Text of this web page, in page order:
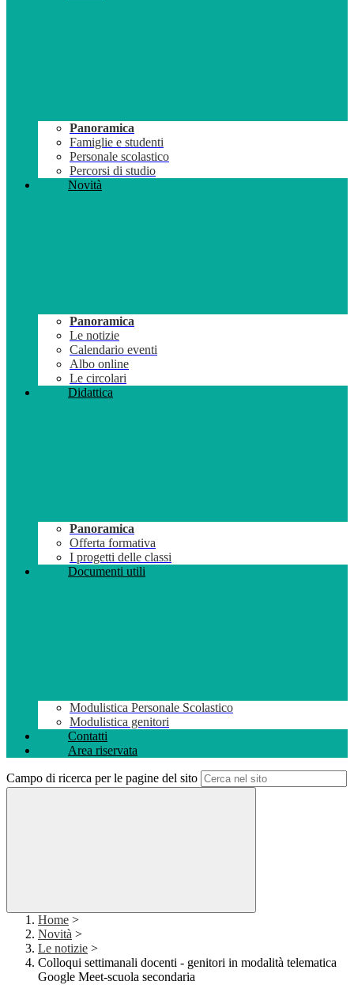
Panoramica
Famiglie e studenti
Personale scolastico
Percorsi di studio
Novità
Panoramica
Le notizie
Calendario eventi
Albo online
Le circolari
Didattica
Panoramica
Offerta formativa
I progetti delle classi
Documenti utili
Modulistica Personale Scolastico
Modulistica genitori
Contatti
Area riservata
Campo di ricerca per le pagine del sito
Home >
Novità >
Le notizie >
Colloqui settimanali docenti - genitori in modalità telematica
Google Meet-scuola secondaria